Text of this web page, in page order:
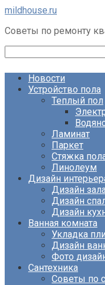
Перейти
контенту
mildhouse.ru
Советы по ремонту
Новости
Устройство пола
Теплый пол
Ламинат
Паркет
Стяжка
Линолеум
Дизайн
Дизайн
Дизайн
Дизайн
Ванная комната
Укладка
Дизайн
Фото
Сантехника
Советы по